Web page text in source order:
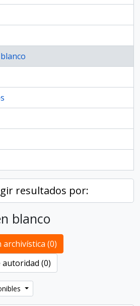
resultados por:
blanco
archivística (0)
autoridad (0)